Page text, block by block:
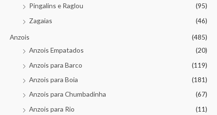
Pingalins e Raglou
(95)
Zagaias
(46)
Anzois
(485)
Anzois Empatados
(20)
Anzois para Barco
(119)
Anzois para Boia
(181)
Anzois para Chumbadinha
(67)
Anzois para Rio
(11)